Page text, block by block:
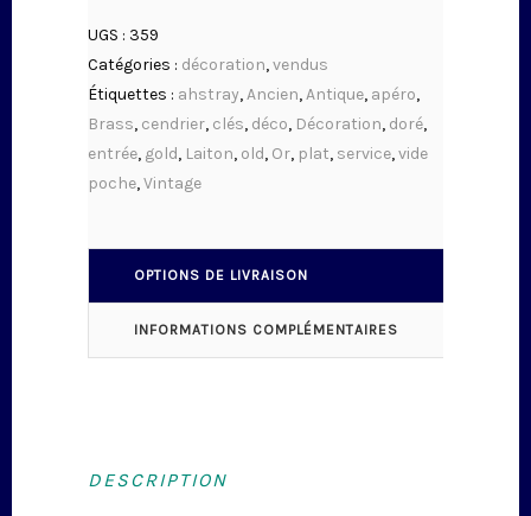
UGS : 359
Catégories : décoration,vendus
Étiquettes : ahstray,Ancien,Antique, apéro,
Brass, cendrier, clés, déco, Décoration, doré,
entrée, gold, Laiton, old, Or, plat, service,vide
poche,Vintage
OPTIONS DE LIVRAISON
INFORMATIONS COMPLÉMENTAIRES
DESCRIPTION